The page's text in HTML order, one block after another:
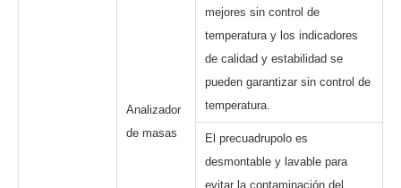
Analizador
de masas
mejores sin control de
temperatura y los indicadores
de calidad y estabilidad se
pueden garantizar sin control de
temperatura.
El precuadrupolo es
desmontable y lavable para
evitar la contaminación del